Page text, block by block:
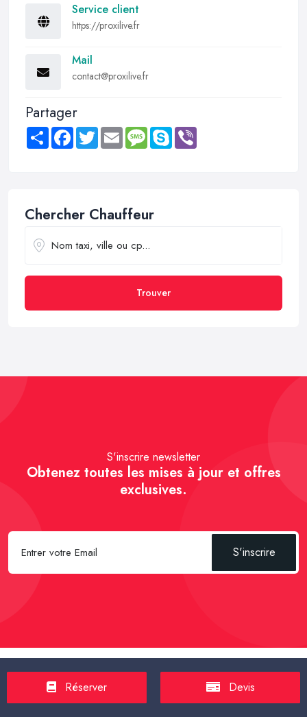
Service client
https://proxilive.fr
Mail
contact@proxilive.fr
Partager
Share FacebookTwitter Email MessageSkype
Chercher Chauffeur
Trouver
S'inscrire newsletter
Obtenez toutes les mises à jour et offres
exclusives.
S'inscrire
Spécial Passager : -Réserver un Taxi
Réserver Devis